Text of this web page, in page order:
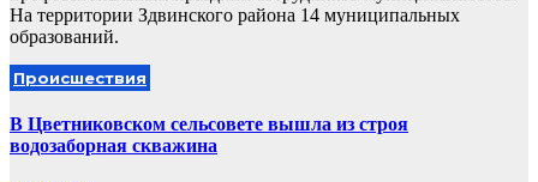
На территории Здвинского района 14 муниципальных
образований.
Происшествия
В Цветниковском сельсовете вышла из строя
водозаборная скважина